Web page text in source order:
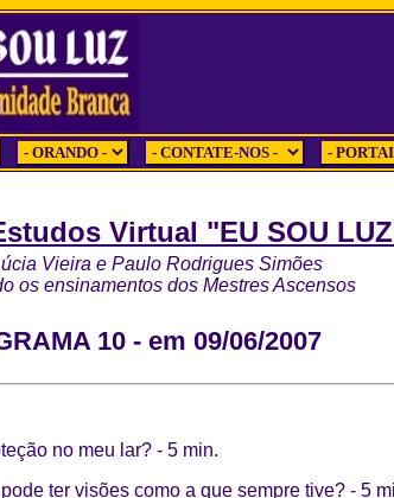
Virtual "EU SOU
Vieira e Paulo Rodrigues Simões
os ensinamentos dos Mestres Ascensos
10 - em 09/06/2007
no meu lar? - 5 min.
ter visões como a que sempre tive? - 5